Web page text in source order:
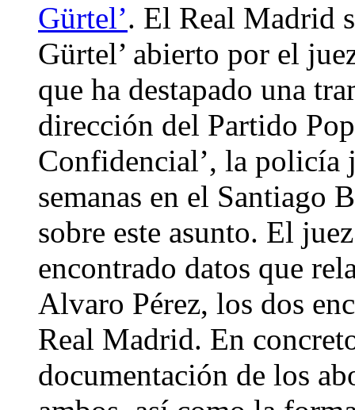
Gürtel’. El Real Madrid
Gürtel’ abierto por el
que ha destapado una
dirección del Partido
Confidencial’, la policía
semanas en el Santiago
sobre este asunto. El
encontrado datos que
Alvaro Pérez, los dos
Real Madrid. En
documentación de los